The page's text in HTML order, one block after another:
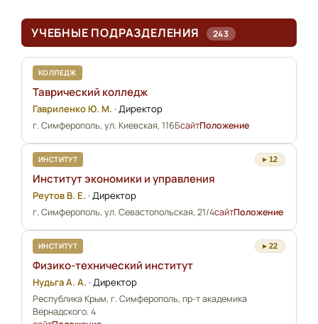
УЧЕБНЫЕ ПОДРАЗДЕЛЕНИЯ 243
КОЛЛЕДЖ
Таврический колледж
Гавриленко Ю. М. · Директор
г. Симферополь, ул. Киевская, 116БсайтПоложение
ИНСТИТУТ ▸ 12
Институт экономики и управления
Реутов В. Е. · Директор
г. Симферополь, ул. Севастопольская, 21/4сайтПоложение
ИНСТИТУТ ▸ 22
Физико-технический институт
Нудьга А. А. · Директор
Республика Крым, г. Симферополь, пр-т академика
Вернадского. 4